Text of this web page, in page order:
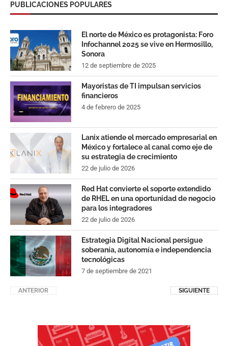
PUBLICACIONES POPULARES
El norte de México es protagonista: Foro
Infochannel 2025 se vive en Hermosillo,
Sonora
12 de septiembre de 2025
Mayoristas de TI impulsan servicios
financieros
4 de febrero de 2025
Lanix atiende el mercado empresarial en
México y fortalece al canal como eje de
su estrategia de crecimiento
22 de julio de 2026
Red Hat convierte el soporte extendido
de RHEL en una oportunidad de negocio
para los integradores
22 de julio de 2026
Estrategia Digital Nacional persigue
soberanía, autonomía e independencia
tecnológicas
7 de septiembre de 2021
ANTERIOR SIGUIENTE